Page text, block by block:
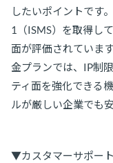
したいポイントです
1（ISMS）を取得し
面が評価されていま
金プランでは、IP制
ティ面を強化できる
ルが厳しい企業でも
▼カスタマーサポー